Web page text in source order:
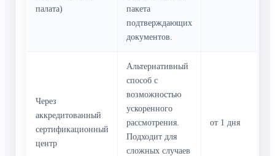
палата)
пакета
подтверждающих
документов.
Через
аккредитованный
сертификационный
центр
Альтернативный
способ с
возможностью
ускоренного
рассмотрения.
Подходит для
сложных случаев
от 1 дня